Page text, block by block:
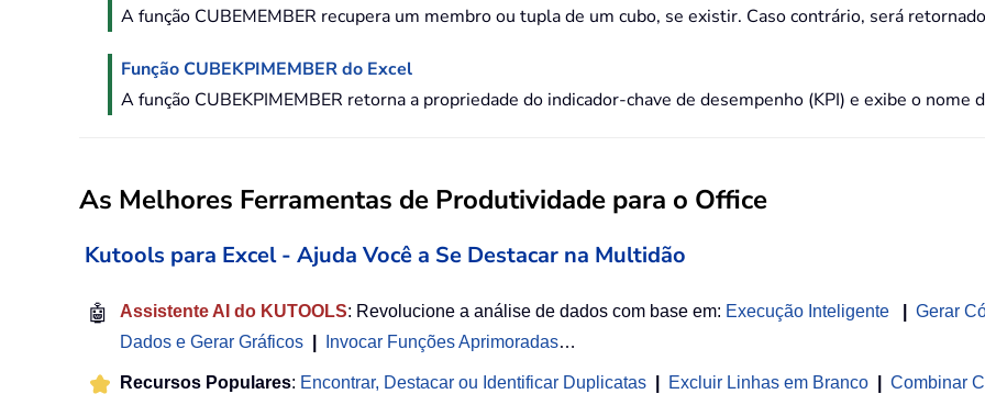
A função CUBEMEMBER recupera um membro ou tupla de um cubo, se existir. Caso contrário, será
Função CUBEKPIMEMBER do Excel
A função CUBEKPIMEMBER retorna a propriedade do indicador-chave de desempenho (KPI) e exibe o nome
As Melhores Ferramentas de Produtividade para o Office
Kutools para Excel - Ajuda Você a Se Destacar na Multidão
🤖 Assistente AI do KUTOOLS: Revolucione a análise de dados com base em: Execução Inteligente
Gerar
Dados e Gerar Gráficos
Invocar Funções Aprimoradas…
Recursos Populares: Encontrar, Destacar ou Identificar Duplicatas Excluir Linhas em Branco
Combinar